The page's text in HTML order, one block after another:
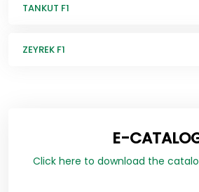
TANKUT F1
ZEYREK F1
E-
Click here to download the